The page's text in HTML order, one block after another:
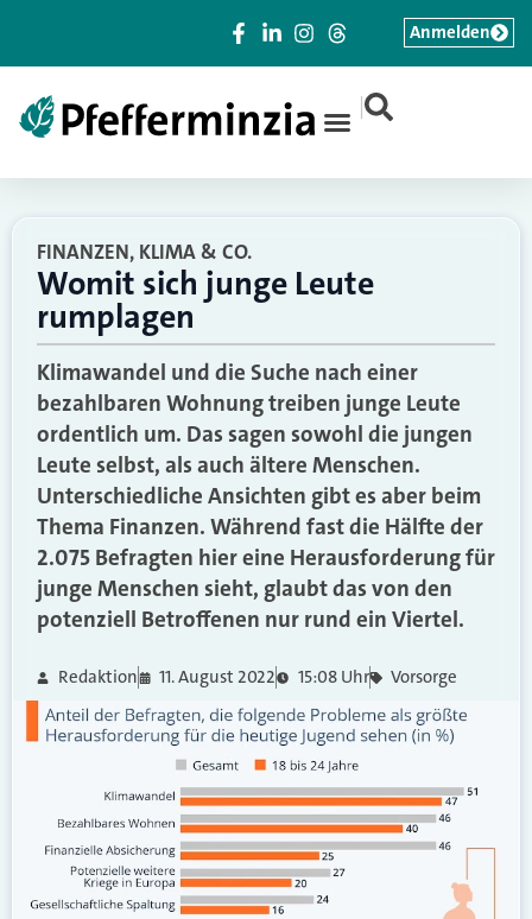
|
Anmelden
FINANZEN, KLIMA & CO.
Womit sich junge Leute
rumplagen
Klimawandel und die Suche nach einer
bezahlbaren Wohnung treiben junge Leute
ordentlich um. Das sagen sowohl die jungen
Leute selbst, als auch ältere Menschen.
Unterschiedliche Ansichten gibt es aber beim
Thema Finanzen. Während fast die Hälfte der
2.075 Befragten hier eine Herausforderung für
junge Menschen sieht, glaubt das von den
potenziell Betroffenen nur rund ein Viertel.
Redaktion 11. August 2022 15:08 Uhr Vorsorge